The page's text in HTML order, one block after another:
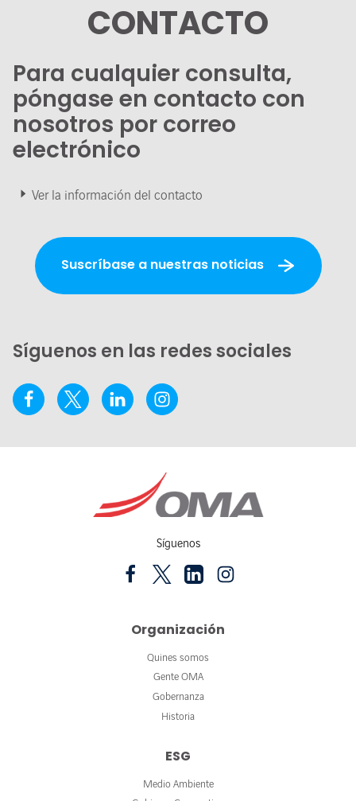
CONTACTO
Para cualquier consulta,
póngase en contacto con
nosotros por correo
electrónico
Ver la información del contacto
Suscríbase a nuestras noticias
Síguenos en las redes sociales
Síguenos
Organización
Quines somos
Gente OMA
Gobernanza
Historia
ESG
Medio Ambiente